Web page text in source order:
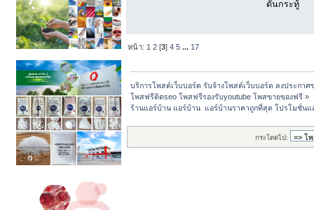
ดันกระทู้
หน้า: 1 2 [3]4 5 ... 17
บริการโพสต์เว็บบอร์ด รับจ้างโพสต์เว็บบอร์ด ลงประกาศ
โพสฟรีติดseo โพสฟรีรองรับyoutube โพสขายของฟรี »
ร้านแอร์บ้าน แอร์บ้าน  แอร์บ้านราคาถูกที่สุด โปรโมชั่น
กระโดดไป: